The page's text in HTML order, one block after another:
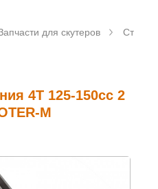
для скутеров
4T 125-150сс 2
M